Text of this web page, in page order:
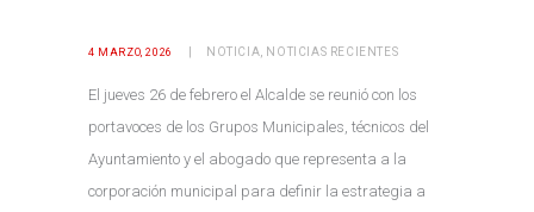
4 MARZO, 2026 NOTICIA NOTICIAS RECIENTES
El jueves 26 de febrero el Alcalde se reunió con los
portavoces de los Grupos Municipales, técnicos del
Ayuntamiento y el abogado que representa a la
corporación municipal para definir la estrategia a